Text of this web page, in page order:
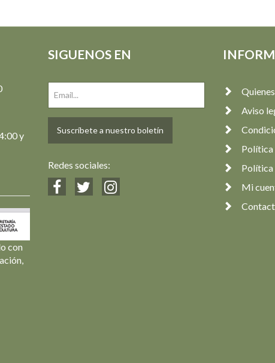
y
con
SIGUENOS EN
Suscríbete a nuestro boletín
Redes sociales:
Aviso
Política
Política
Mi